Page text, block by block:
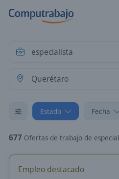
Estado Fecha
677 Ofertas de trabajo de especialista en
Empleo destacado